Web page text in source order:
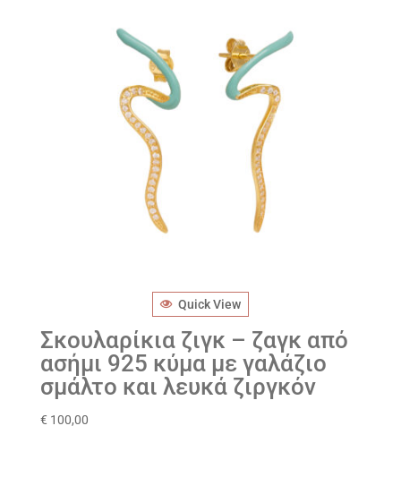
Quick View
Σκουλαρίκια ζιγκ – ζαγκ από
ασήμι 925 κύμα με γαλάζιο
σμάλτο και λευκά ζιργκόν
€ 100,00